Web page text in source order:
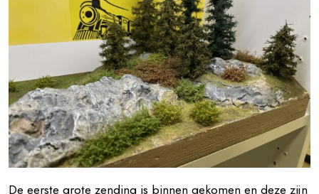
De eerste grote zending is binnen gekomen en deze zijn